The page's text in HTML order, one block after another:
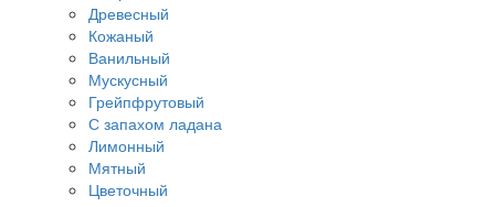
Древесный
Кожаный
Ванильный
Мускусный
Грейпфрутовый
С запахом ладана
Лимонный
Мятный
Цветочный